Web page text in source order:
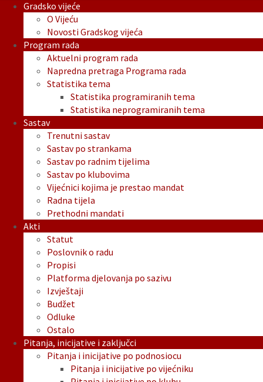
Gradsko vijeće
O Vijeću
Novosti Gradskog vijeća
Program rada
Aktuelni program rada
Napredna pretraga Programa rada
Statistika tema
Statistika programiranih tema
Statistika neprogramiranih tema
Sastav
Trenutni sastav
Sastav po strankama
Sastav po radnim tijelima
Sastav po klubovima
Vijećnici kojima je prestao mandat
Radna tijela
Prethodni mandati
Akti
Statut
Poslovnik o radu
Propisi
Platforma djelovanja po sazivu
Izvještaji
Budžet
Odluke
Ostalo
Pitanja, inicijative i zaključci
Pitanja i inicijative po podnosiocu
Pitanja i inicijative po vijećniku